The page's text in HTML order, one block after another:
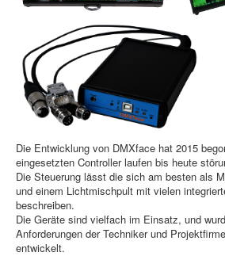
Die Entwicklung von DMXface hat 2015
eingesetzten Controller laufen bis heute
Die Steuerung lässt die sich am besten als
und einem Lichtmischpult mit vielen
beschreiben.
Die Geräte sind vielfach im Einsatz, und
Anforderungen der Techniker und
entwickelt.